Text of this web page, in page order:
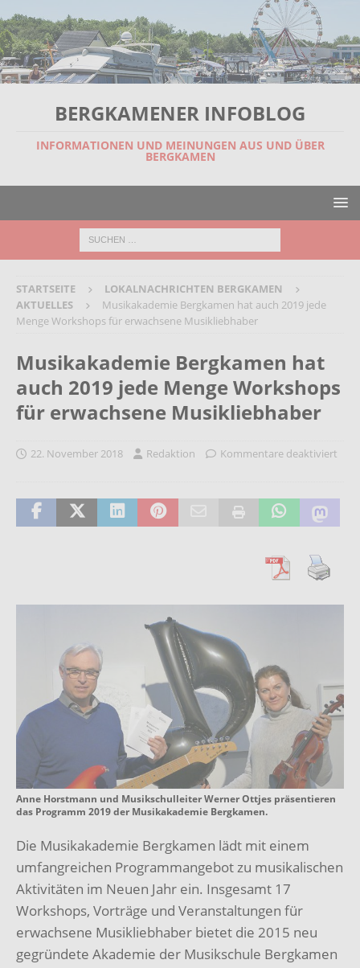
BERGKAMENER INFOBLOG
INFORMATIONEN UND MEINUNGEN AUS UND ÜBER
BERGKAMEN
STARTSEITE
LOKALNACHRICHTEN BERGKAMEN
AKTUELLES
Musikakademie Bergkamen hat auch 2019 jede
Menge Workshops für erwachsene Musikliebhaber
Musikakademie Bergkamen hat
auch 2019 jede Menge Workshops
für erwachsene Musikliebhaber
22. November 2018 Redaktion Kommentare deaktiviert
Anne Horstmann und Musikschulleiter Werner Ottjes präsentieren
das Programm 2019 der Musikakademie Bergkamen.
Die Musikakademie Bergkamen lädt mit einem
umfangreichen Programmangebot zu musikalischen
Aktivitäten im Neuen Jahr ein. Insgesamt 17
Workshops, Vorträge und Veranstaltungen für
erwachsene Musikliebhaber bietet die 2015 neu
gegründete Akademie der Musikschule Bergkamen